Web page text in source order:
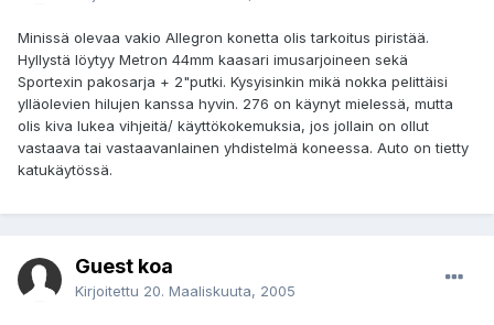
Minissä olevaa vakio Allegron konetta olis tarkoitus piristää.
Hyllystä löytyy Metron 44mm kaasari imusarjoineen sekä
Sportexin pakosarja + 2"putki. Kysyisinkin mikä nokka pelittäisi
ylläolevien hilujen kanssa hyvin. 276 on käynyt mielessä, mutta
olis kiva lukea vihjeitä/ käyttökokemuksia, jos jollain on ollut
vastaava tai vastaavanlainen yhdistelmä koneessa. Auto on tietty
katukäytössä.
Guest koa
Kirjoitettu 20. Maaliskuuta, 2005